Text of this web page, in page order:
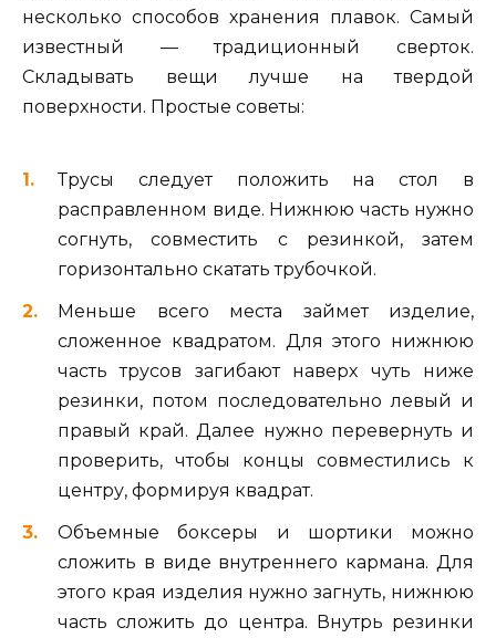
несколько способов хранения плавок. Самый
известный — традиционный сверток.
Складывать вещи лучше на твердой
поверхности. Простые советы:
Трусы следует положить на стол в
расправленном виде. Нижнюю часть нужно
согнуть, совместить с резинкой, затем
горизонтально скатать трубочкой.
Меньше всего места займет изделие,
сложенное квадратом. Для этого нижнюю
часть трусов загибают наверх чуть ниже
резинки, потом последовательно левый и
правый край. Далее нужно перевернуть и
проверить, чтобы концы совместились к
центру, формируя квадрат.
Объемные боксеры и шортики можно
сложить в виде внутреннего кармана. Для
этого края изделия нужно загнуть, нижнюю
часть сложить до центра. Внутрь резинки